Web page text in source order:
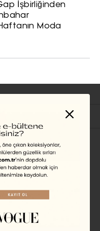
İşbirliğinden
Moda
Q2 2026
Açıklandı
GÜLKANAT